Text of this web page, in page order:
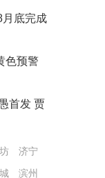
底完成
色预警
首发 贾
济宁
滨州